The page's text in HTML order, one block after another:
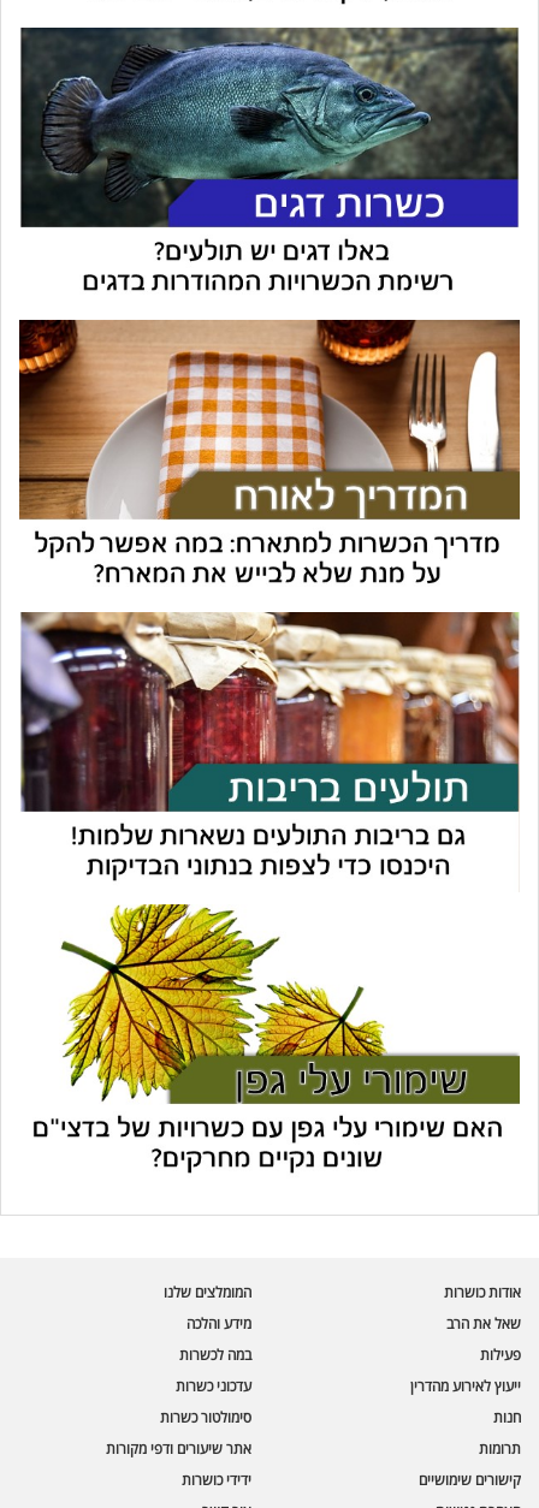
אודות כושרות
שאל את הרב
פעילות
ייעוץ לאירוע מהדרין
המומלצים שלנו
מידע והלכה
במה לכשרות
עדכוני כשרות
חנות
תרומות
קישורים שימושיים
סימולטור כשרות
אתר שיעורים ודפי מקורות
ידידי כושרות
🪲 בדיקת חרקים
מספר כושרות ומאמרי האתר